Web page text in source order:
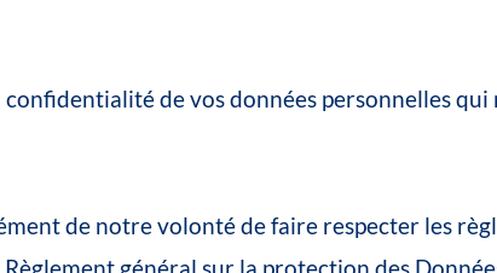
confidentialitédevosdonnées personnellesqui
de notrevolontédefaire respecter les